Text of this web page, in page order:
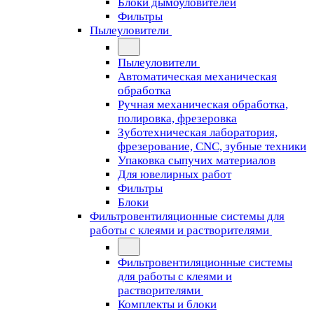
Фильтры
Пылеуловители
Пылеуловители
Автоматическая механическая
обработка
Ручная механическая обработка,
полировка, фрезеровка
Зуботехническая лаборатория,
фрезерование, CNC, зубные техники
Упаковка сыпучих материалов
Для ювелирных работ
Фильтры
Блоки
Фильтровентиляционные системы для
работы с клеями и растворителями
Фильтровентиляционные системы
для работы с клеями и
растворителями
Комплекты и блоки